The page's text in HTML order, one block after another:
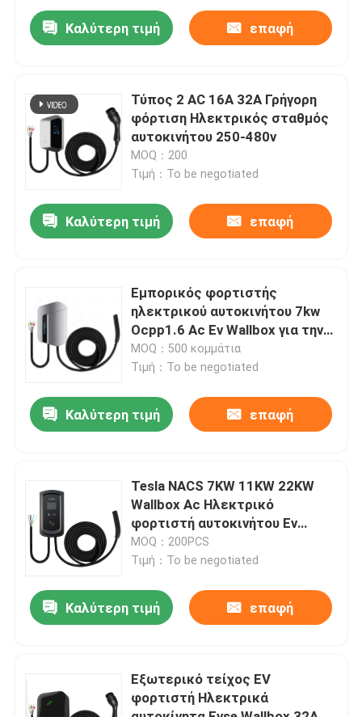
Προϊόντα
Σχετικά με εμάς
Γύρος εργοστασίων
επαφή
Ζητήστε ένα απόσπασμα
Λύσεις φορτιστών της EV
Φορητοί φορτιστές της EV
Καλύτερη τιμή επαφή
Τύπος 2 AC 16A 32A Γρήγορη
φόρτιση Ηλεκτρικός σταθμός
αυτοκινήτου 250-480v
MOQ：200
Τιμή：To be negotiated
Καλύτερη τιμή επαφή
Εμπορικός φορτιστής
ηλεκτρικού αυτοκινήτου 7kw
Ocpp1.6 Ac Ev Wallbox για την
Tesla NACS
MOQ：500 κομμάτια
Τιμή：To be negotiated
Καλύτερη τιμή επαφή
Tesla NACS 7KW 11KW 22KW
Wallbox Ac Ηλεκτρικό
φορτιστή αυτοκινήτου Ev
Φορτιστή καθαρού τύπου2 Για
την Tesla
MOQ：200PCS
Τιμή：To be negotiated
Καλύτερη τιμή επαφή
Εξωτερικό τείχος EV
φορτιστή Ηλεκτρικά